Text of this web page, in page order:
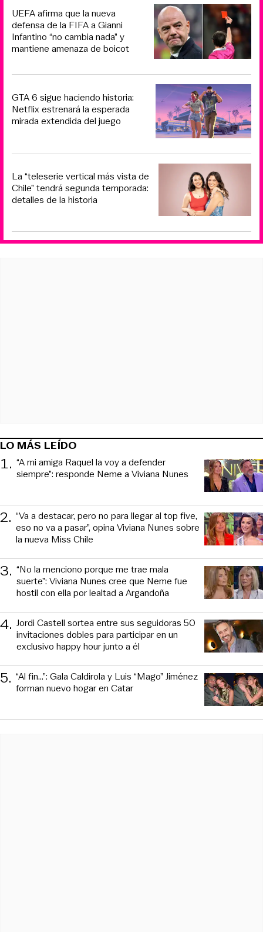
UEFA afirma que la nueva
defensa de la FIFA a Gianni
Infantino “no cambia nada” y
mantiene amenaza de boicot
GTA 6 sigue haciendo historia:
Netflix estrenará la esperada
mirada extendida del juego
La “teleserie vertical más vista de
Chile” tendrá segunda temporada:
detalles de la historia
LO MÁS LEÍDO
1. “A mi amiga Raquel la voy a defender
siempre”: responde Neme a Viviana Nunes
2. “Va a destacar, pero no para llegar al top five,
eso no va a pasar”, opina Viviana Nunes sobre
la nueva Miss Chile
3. “No la menciono porque me trae mala
suerte”: Viviana Nunes cree que Neme fue
hostil con ella por lealtad a Argandoña
4. Jordi Castell sortea entre sus seguidoras 50
invitaciones dobles para participar en un
exclusivo happy hour junto a él
5. “Al fin…”: Gala Caldirola y Luis “Mago” Jiménez
forman nuevo hogar en Catar